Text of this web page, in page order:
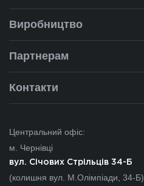
Заміри
Ремонт вікон
Калькулятор
Питання-відповіді
Про нас
Наша історія
Новини
Виробництво
Партнерам
Для дилерів
Для партнерів
Контакти
Івано-Франківськ
Львів
Центральний офіс:
м. Чернівці
вул. Січових Стрільців 34-Б
(колишня вул. М.Олімпіади, 34-Б)